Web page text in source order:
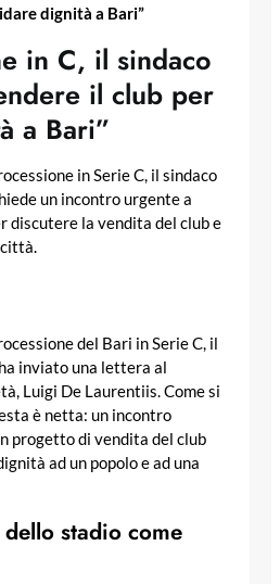
dignità a Bari”
in C, il sindaco
il club per
a Bari”
in Serie C, il sindaco
un incontro urgente a
discutere la vendita del club e
del Bari in Serie C, il
inviato una lettera al
Luigi De Laurentiis. Come si
è netta: un incontro
progetto di vendita del club
ad un popolo e ad una
stadio come